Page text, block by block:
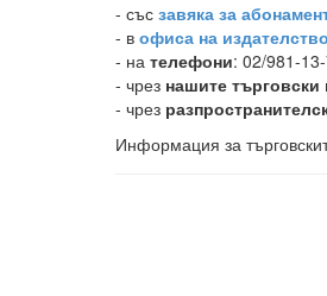
- със завяка за
- в офиса на
- на телефони: 02/981-
- чрез нашите търговски
- чрез
Информация за